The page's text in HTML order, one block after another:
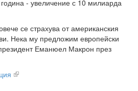
- увеличение с 10 милиарда
се страхува от американския
Нека му предложим европейски
Еманюел Макрон през